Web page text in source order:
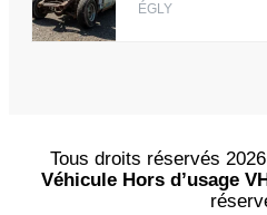
ÉGLY
Tous droits réservés
Véhicule Hors d’usage